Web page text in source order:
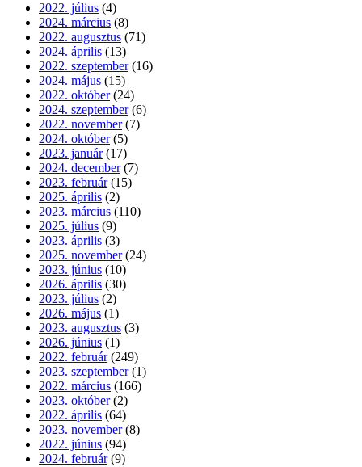
2022. július (4)
2024. március (8)
2022. augusztus (71)
2024. április (13)
2022. szeptember (16)
2024. május (15)
2022. október (24)
2024. szeptember (6)
2022. november (7)
2024. október (5)
2023. január (17)
2024. december (7)
2023. február (15)
2025. április (2)
2023. március (110)
2025. július (9)
2023. április (3)
2025. november (24)
2023. június (10)
2026. április (30)
2023. július (2)
2026. május (1)
2023. augusztus (3)
2026. június (1)
2022. február (249)
2023. szeptember (1)
2022. március (166)
2023. október (2)
2022. április (64)
2023. november (8)
2022. június (94)
2024. február (9)